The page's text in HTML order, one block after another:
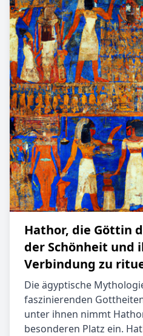
Hathor, die Göttin
der Schönheit und
Verbindung zu
Die ägyptische
faszinierenden
unter ihnen nimmt
besonderen Platz ein.